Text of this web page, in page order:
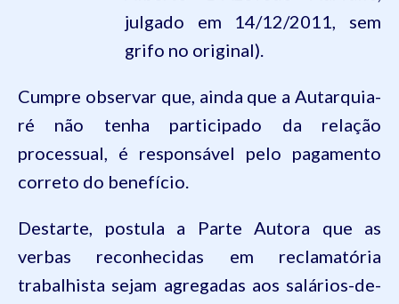
julgado em 14/12/2011, sem
grifo no original).
Cumpre observar que, ainda que a Autarquia-
ré não tenha participado da relação
processual, é responsável pelo pagamento
correto do benefício.
Destarte, postula a Parte Autora que as
verbas reconhecidas em reclamatória
trabalhista sejam agregadas aos salários-de-